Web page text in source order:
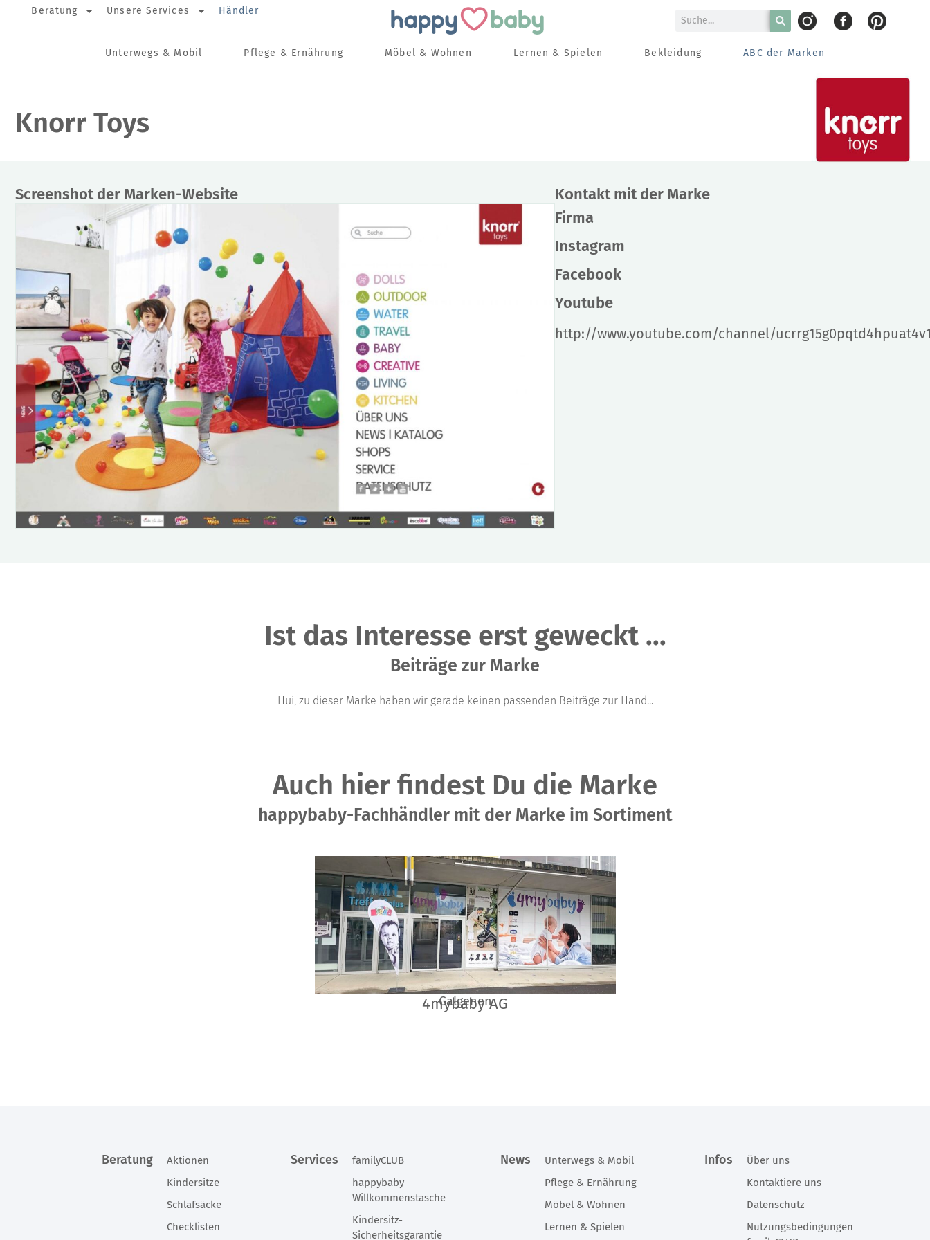
Beratung Unsere Services Händler
Unterwegs & Mobil Pflege & Ernährung Möbel & Wohnen Lernen & Spielen Bekleidung ABC der Marken
Knorr Toys
Screenshot der Marken-Website
Kontakt mit der Marke
Firma
Instagram
Facebook
Youtube
http://www.youtube.com/channel/
Ist das Interesse erst geweckt ...
Beiträge zur Marke
Hui, zu dieser Marke haben wir gerade keinen passenden Beiträge zur Hand...
Auch hier findest Du die Marke
happybaby-Fachhändler mit der Marke im Sortiment
Galgenen
4mybaby AG
Beratung
Aktionen
Kindersitze
Schlafsäcke
Checklisten
Services
familyCLUB
happybaby
Willkommenstasche
Kindersitz-
Sicherheitsgarantie
News
Unterwegs & Mobil
Pflege & Ernährung
Möbel & Wohnen
Lernen & Spielen
Infos
Über uns
Kontaktiere uns
Datenschutz
Nutzungsbedingungen